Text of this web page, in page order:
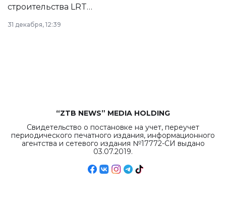
строительства LRT
в Астане из
республиканского
31 декабря, 12:39
“ZTB NEWS” MEDIA HOLDING
Свидетельство о постановке на учет, переучет
периодического печатного издания, информационного
агентства и сетевого издания №17772-СИ выдано
03.07.2019.